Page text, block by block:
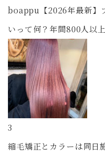
boappu【2026年最新】
いって何？年間800人以
3
縮毛矯正とカラーは同日